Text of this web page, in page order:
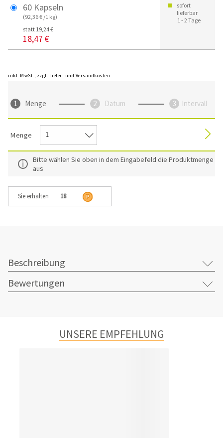
60 Kapseln
(92,36 € /1 kg)
statt 19,24 €
18,47 €
sofort
lieferbar
1 - 2 Tage
inkl. MwSt., zzgl. Liefer- und Versandkosten
Menge Datum Intervall
Menge
Bitte wählen Sie oben in dem Eingabefeld die Produktmenge
aus
Sie erhalten 18
Beschreibung
Bewertungen
UNSERE EMPFEHLUNG